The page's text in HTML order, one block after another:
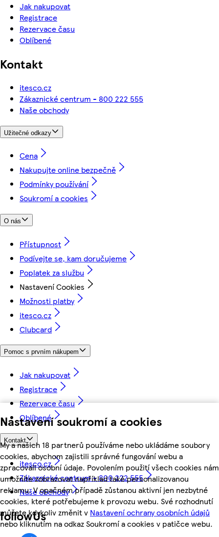
Nastavení soukromí a cookies
My a našich 18 partnerů používáme nebo ukládáme soubory
cookies, abychom zajistili správné fungování webu a
zpracovali osobní údaje. Povolením použití všech cookies nám
umožníte zobrazovat například také personalizovanou
reklamu. V opačném případě zůstanou aktivní jen nezbytné
cookies, které potřebujeme k provozu webu. Své rozhodnutí
můžete kdykoliv změnit v Nastavení ochrany osobních údajů
nebo kliknutím na odkaz Soukromí a cookies v patičce webu.
Jak nakupovat
Registrace
Rezervace času
Oblíbené
Kontakt
itesco.cz
Zákaznické centrum - 800 222 555
Naše obchody
Užitečné odkazy
Cena
Nakupujte online bezpečně
Podmínky používání
Soukromí a cookies
O nás
Přístupnost
Podívejte se, kam doručujeme
Poplatek za službu
Nastavení Cookies
Možnosti platby
itesco.cz
Clubcard
Pomoc s prvním nákupem
Jak nakupovat
Registrace
Rezervace času
Oblíbené
Kontakt
itesco.cz
Zákaznické centrum - 800 222 555
Naše obchody
followUs